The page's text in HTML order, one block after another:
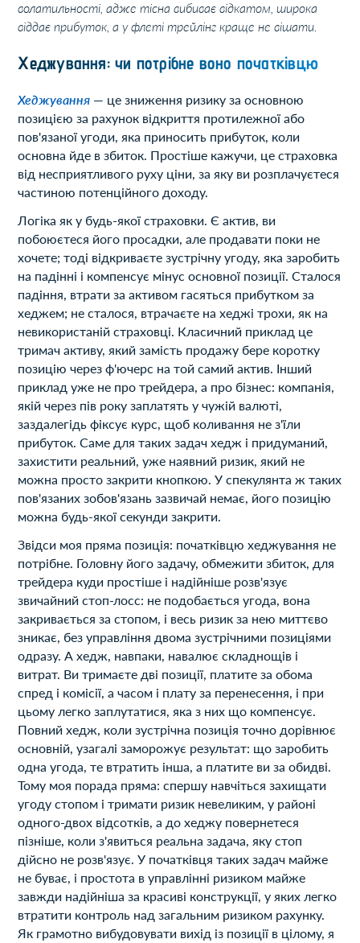
волатильності, адже тісна вибиває відкатом, широка
віддає прибуток, а у флеті трейлінг краще не вішати.
Хеджування: чи потрібне воно початківцю
Хеджування — це зниження ризику за основною
позицією за рахунок відкриття протилежної або
пов'язаної угоди, яка приносить прибуток, коли
основна йде в збиток. Простіше кажучи, це страховка
від несприятливого руху ціни, за яку ви розплачуєтеся
частиною потенційного доходу.
Логіка як у будь-якої страховки. Є актив, ви
побоюєтеся його просадки, але продавати поки не
хочете; тоді відкриваєте зустрічну угоду, яка заробить
на падінні і компенсує мінус основної позиції. Сталося
падіння, втрати за активом гасяться прибутком за
хеджем; не сталося, втрачаєте на хеджі трохи, як на
невикористаній страховці. Класичний приклад це
тримач активу, який замість продажу бере коротку
позицію через ф'ючерс на той самий актив. Інший
приклад уже не про трейдера, а про бізнес: компанія,
якій через пів року заплатять у чужій валюті,
заздалегідь фіксує курс, щоб коливання не з'їли
прибуток. Саме для таких задач хедж і придуманий,
захистити реальний, уже наявний ризик, який не
можна просто закрити кнопкою. У спекулянта ж таких
пов'язаних зобов'язань зазвичай немає, його позицію
можна будь-якої секунди закрити.
Звідси моя пряма позиція: початківцю хеджування не
потрібне. Головну його задачу, обмежити збиток, для
трейдера куди простіше і надійніше розв'язує
звичайний стоп-лосс: не подобається угода, вона
закривається за стопом, і весь ризик за нею миттєво
зникає, без управління двома зустрічними позиціями
одразу. А хедж, навпаки, навалює складнощів і
витрат. Ви тримаєте дві позиції, платите за обома
спред і комісії, а часом і плату за перенесення, і при
цьому легко заплутатися, яка з них що компенсує.
Повний хедж, коли зустрічна позиція точно дорівнює
основній, узагалі заморожує результат: що заробить
одна угода, те втратить інша, а платите ви за обидві.
Тому моя порада пряма: спершу навчіться захищати
угоду стопом і тримати ризик невеликим, у районі
одного-двох відсотків, а до хеджу повернетеся
пізніше, коли з'явиться реальна задача, яку стоп
дійсно не розв'язує. У початківця таких задач майже
не буває, і простота в управлінні ризиком майже
завжди надійніша за красиві конструкції, у яких легко
втратити контроль над загальним ризиком рахунку.
Як грамотно вибудовувати вихід із позиції в цілому, я